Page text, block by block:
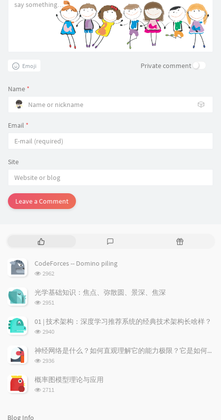
Emoji Private comment
Name *
🎲
Email *
Site
Leave a Comment
P
p
u
a
r
r
t
c
l
s
e
t
m
n
R
t
l
CodeForces -- Domino piling
浏
次
数:
2962
光学基础知识：焦点、弥散圆、景深、焦深
浏
次
数:
2951
01 | 技术架构：深度学习推荐系统的经典技术架构长啥样？
浏
次
数:
2940
神经网络是什么？如何直观理解它的能力极限？它是如何无限逼近真理？
浏
次
数:
2936
概率图模型理论与应用
浏
2711
Blog Info